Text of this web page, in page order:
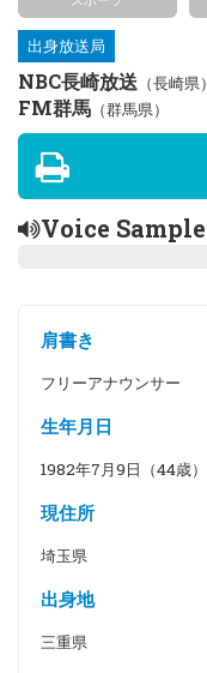
出身放送局
NBC長崎放送 （長崎県）
FM群馬 （群馬県）
Voice Sample
肩書き
フリーアナウンサー
生年月日
1982年7月9日（44歳）
現住所
埼玉県
出身地
三重県